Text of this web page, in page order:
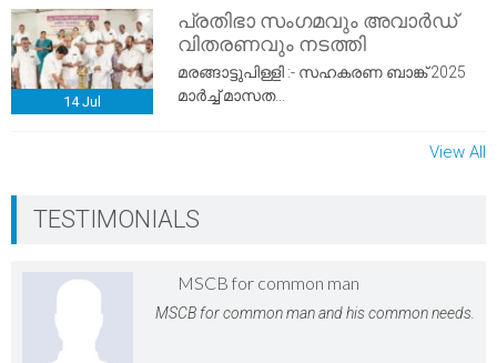
14 Jul
പ്രതിഭാ സംഗമവും അവാർഡ്
വിതരണവും നടത്തി
മരങ്ങാട്ടുപിള്ളി :- സഹകരണ ബാങ്ക് 2025
മാർച്ച് മാസത...
View All
TESTIMONIALS
MSCB for common man
MSCB for common man and his common needs.